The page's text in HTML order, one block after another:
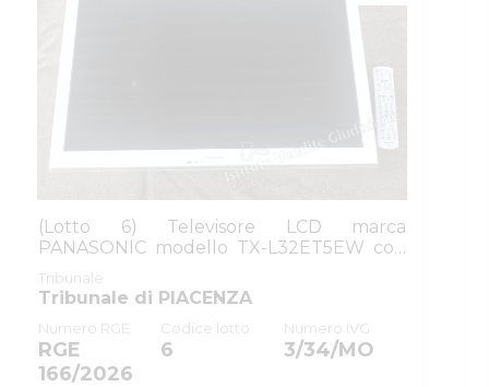
(Lotto 6) Televisore LCD marca
PANASONIC modello TX-L32ET5EW con
telecomando,...
Tribunale
Tribunale di PIACENZA
Numero RGE
RGE
166/2026
Codice lotto
6
Numero IVG
3/34/MO